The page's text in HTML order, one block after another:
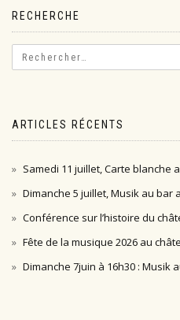
RECHERCHE
ARTICLES RÉCENTS
Samedi 11 juillet, Carte blanche
Dimanche 5 juillet, Musik au bar
Conférence sur l’histoire du
Fête de la musique 2026 au
Dimanche 7juin à 16h30 : Musik